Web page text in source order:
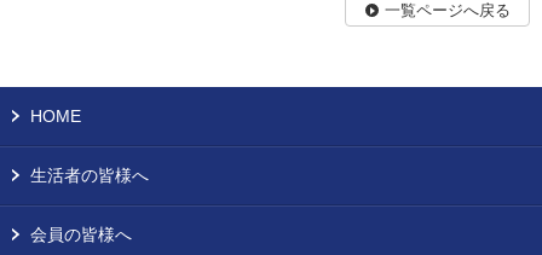
一覧ページへ戻る
HOME
生活者の皆様へ
会員の皆様へ